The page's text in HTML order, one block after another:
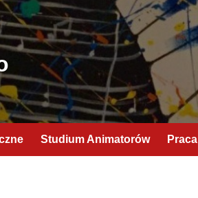
Studium Animatorów Praca